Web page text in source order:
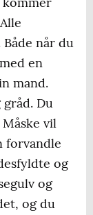
når du
en
mand.
Du
vil
forvandle
og
og
og du